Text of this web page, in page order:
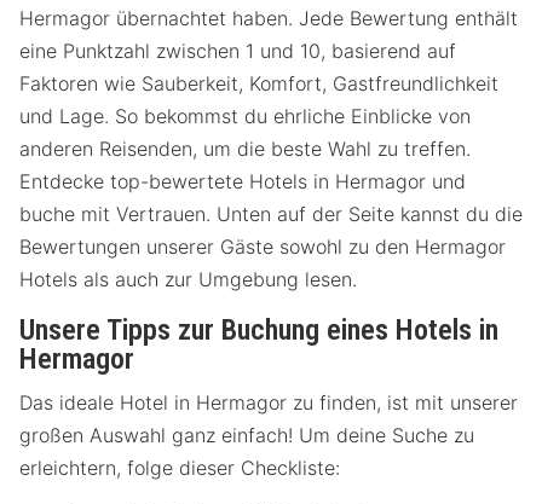
Hermagor übernachtet haben. Jede Bewertung enthält
eine Punktzahl zwischen 1 und 10, basierend auf
Faktoren wie Sauberkeit, Komfort, Gastfreundlichkeit
und Lage. So bekommst du ehrliche Einblicke von
anderen Reisenden, um die beste Wahl zu treffen.
Entdecke top-bewertete Hotels in Hermagor und
buche mit Vertrauen. Unten auf der Seite kannst du die
Bewertungen unserer Gäste sowohl zu den Hermagor
Hotels als auch zur Umgebung lesen.
Unsere Tipps zur Buchung eines Hotels in
Hermagor
Das ideale Hotel in Hermagor zu finden, ist mit unserer
großen Auswahl ganz einfach! Um deine Suche zu
erleichtern, folge dieser Checkliste: